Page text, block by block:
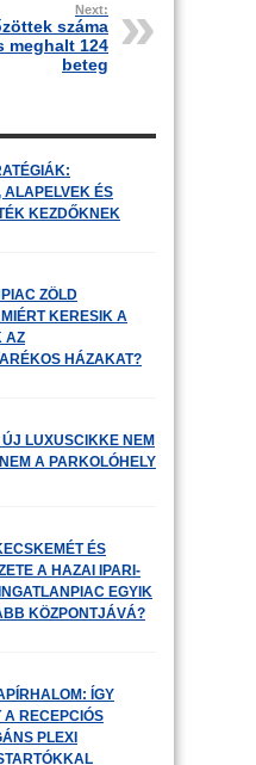
Next:
száma
meghalt 124
beteg
ALAPELVEK ÉS
KEZDŐKNEK
ZÖLD
KERESIK A
AZ
HÁZAKAT?
LUXUSCIKKE NEM
A PARKOLÓHELY
ÉS
A HAZAI IPARI-
EGYIK
KÖZPONTJÁVÁ?
ÍGY
RECEPCIÓS
PLEXI